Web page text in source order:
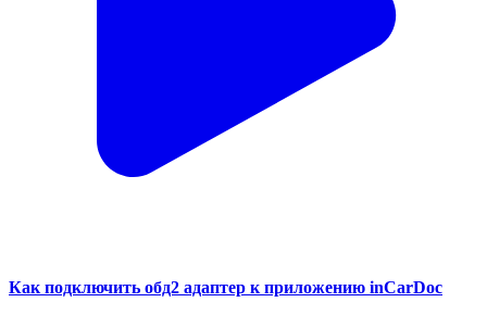
Как подключить обд2 адаптер к приложению inCarDoc